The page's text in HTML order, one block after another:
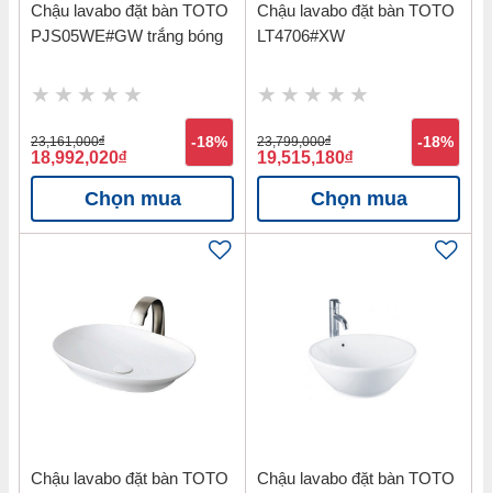
Chậu lavabo đặt bàn TOTO
PJS05WE#GW trắng bóng
23,161,000đ
18,992,020đ
-18%
Chọn mua
Chậu lavabo đặt bàn TOTO
LT4706#XW
23,799,000đ
19,515,180đ
-18%
Chọn mua
Chậu lavabo đặt bàn TOTO
Chậu lavabo đặt bàn TOTO